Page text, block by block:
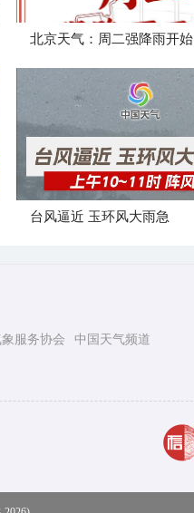
北京天气：周二强降雨开始
台风逼近 玉环风大雨急
服务协会 中国天气频道